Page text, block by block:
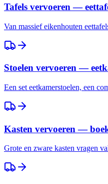
Tafels vervoeren —
Van massief eikenhouten
Stoelen vervoeren —
Een set eetkamerstoelen, een
Kasten vervoeren —
Grote en zware kasten vragen